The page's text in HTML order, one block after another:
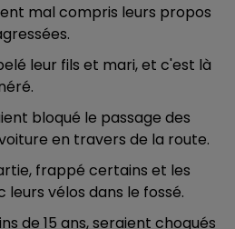
mal compris leurs propos
leur fils et mari, et c'est là
bloqué le passage des
en travers de la route.
frappé certains et les
vélos dans le fossé.
de 15 ans, seraient choqués